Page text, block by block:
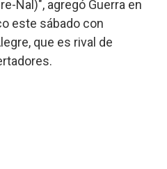
Nal)", agregó Guerra en
este sábado con
que es rival de